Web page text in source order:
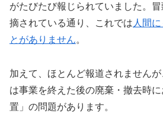
がたびたび報じられていました。
摘されている通り、これでは 人間
とがありません。
加えて、ほとんど報道されません
は事業を終えた後の廃棄・撤去時
置」の問題があります。